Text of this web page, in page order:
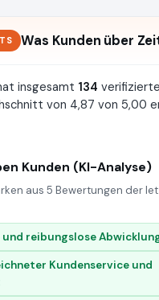
Was Kunden über
insgesamt 134
von 4,87 von 5,00
Kunden (KI-Analyse)
aus 5 Bewertungen der
und reibungslose
Kundenservice und